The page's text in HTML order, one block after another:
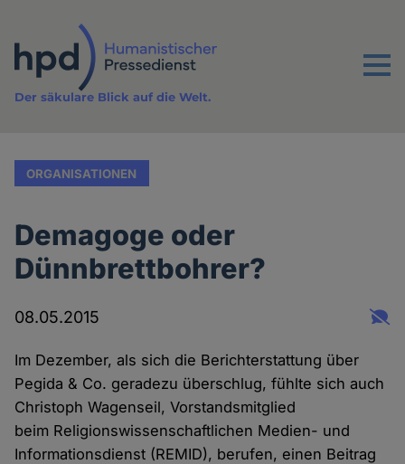
Inhalt
Menu
Der säkulare Blick auf die Welt.
ORGANISATIONEN
Demagoge oder
Dünnbrettbohrer?
08.05.2015
Im Dezember, als sich die Berichterstattung über
Pegida & Co. geradezu überschlug, fühlte sich auch
Christoph Wagenseil, Vorstandsmitglied
beim Religionswissenschaftlichen Medien- und
Informationsdienst (REMID), berufen, einen Beitrag